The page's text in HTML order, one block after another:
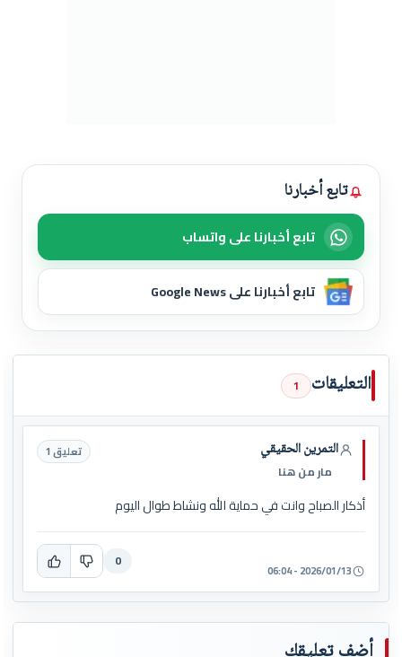
تابع أخبارنا
تابع أخبارنا على واتساب
تابع أخبارنا على Google News
التعليقات 1
التمرين الحقيقي
مار من هنا
تعليق 1
أذكار الصباح وانت في حماية الله ونشاط طوال اليوم
2026/01/13 - 06:04
0